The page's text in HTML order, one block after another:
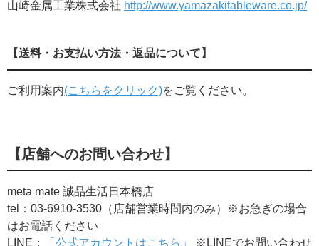
山崎金属工業株式会社 http://www.yamazakitableware.co.jp/
【送料・お支払い方法・返品について】
ご利用案内(こちらをクリック)をご覧ください。
【店舗へのお問い合わせ】
meta mate 誠品生活日本橋店
tel：03-6910-3530（店舗営業時間内のみ）※お急ぎの場合
はお電話ください
LINE：
「公式アカウントはこちら」
※LINEでお問い合わせ